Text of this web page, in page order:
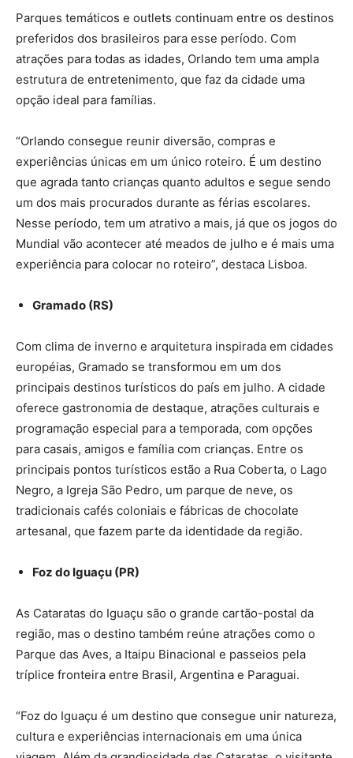
Parques temáticos e outlets continuam entre os destinos
preferidos dos brasileiros para esse período. Com
atrações para todas as idades, Orlando tem uma ampla
estrutura de entretenimento, que faz da cidade uma
opção ideal para famílias.
“Orlando consegue reunir diversão, compras e
experiências únicas em um único roteiro. É um destino
que agrada tanto crianças quanto adultos e segue sendo
um dos mais procurados durante as férias escolares.
Nesse período, tem um atrativo a mais, já que os jogos do
Mundial vão acontecer até meados de julho e é mais uma
experiência para colocar no roteiro”, destaca Lisboa.
Gramado (RS)
Com clima de inverno e arquitetura inspirada em cidades
européias, Gramado se transformou em um dos
principais destinos turísticos do país em julho. A cidade
oferece gastronomia de destaque, atrações culturais e
programação especial para a temporada, com opções
para casais, amigos e família com crianças. Entre os
principais pontos turísticos estão a Rua Coberta, o Lago
Negro, a Igreja São Pedro, um parque de neve, os
tradicionais cafés coloniais e fábricas de chocolate
artesanal, que fazem parte da identidade da região.
Foz do Iguaçu (PR)
As Cataratas do Iguaçu são o grande cartão-postal da
região, mas o destino também reúne atrações como o
Parque das Aves, a Itaipu Binacional e passeios pela
tríplice fronteira entre Brasil, Argentina e Paraguai.
“Foz do Iguaçu é um destino que consegue unir natureza,
cultura e experiências internacionais em uma única